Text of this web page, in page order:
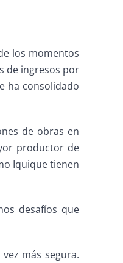
los momentos
de ingresos por
ha consolidado
de obras en
productor de
Iquique tienen
desafíos que
más segura.